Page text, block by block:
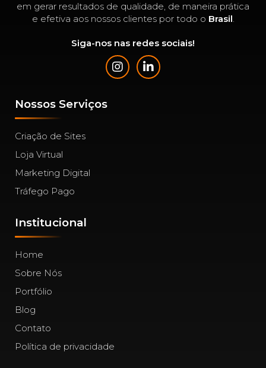
em gerar resultados de qualidade, de maneira prática
e efetiva aos nossos clientes por todo o Brasil.
Siga-nos nas redes sociais!
Nossos Serviços
Criação de Sites
Loja Virtual
Marketing Digital
Tráfego Pago
Institucional
Home
Sobre Nós
Portfólio
Blog
Contato
Política de privacidade